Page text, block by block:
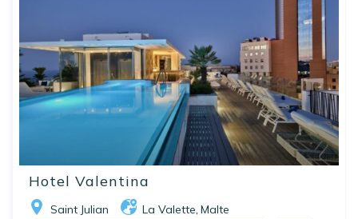
Hotel Valentina
Saint Julian La Valette Malte